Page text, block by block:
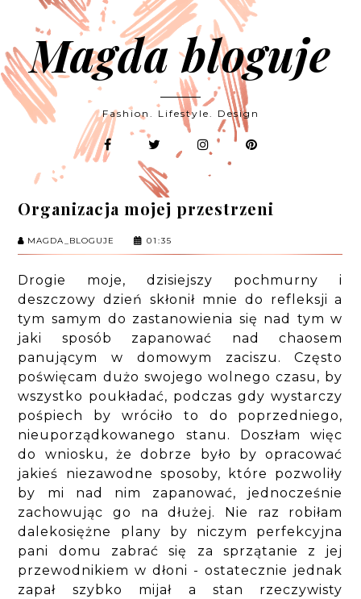
Magda bloguje
Fashion. Lifestyle. Design
Organizacja mojej przestrzeni
MAGDA_BLOGUJE 01:35
Drogie moje, dzisiejszy pochmurny i
deszczowy dzień skłonił mnie do refleksji a
tym samym do zastanowienia się nad tym w
jaki sposób zapanować nad chaosem
panującym w domowym zaciszu. Często
poświęcam dużo swojego wolnego czasu, by
wszystko poukładać, podczas gdy wystarczy
pośpiech by wróciło to do poprzedniego,
nieuporządkowanego stanu. Doszłam więc
do wniosku, że dobrze było by opracować
jakieś niezawodne sposoby, które pozwoliły
by mi nad nim zapanować, jednocześnie
zachowując go na dłużej. Nie raz robiłam
dalekosiężne plany by niczym perfekcyjna
pani domu zabrać się za sprzątanie z jej
przewodnikiem w dłoni - ostatecznie jednak
zapał szybko mijał a stan rzeczywisty